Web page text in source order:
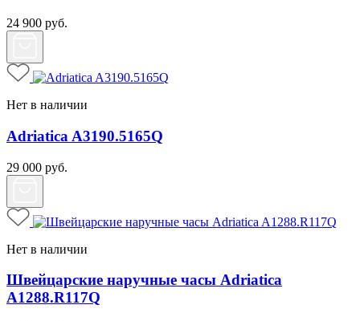
24 900 руб.
Нет в наличии
Adriatica A3190.5165Q
29 000 руб.
Нет в наличии
Швейцарские наручные часы Adriatica
A1288.R117Q